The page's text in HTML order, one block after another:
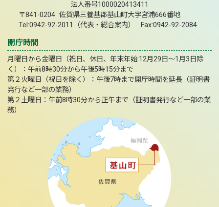
法人番号1000020413411
〒841-0204 佐賀県三養基郡基山町大字宮浦666番地
Tel:0942-92-2011（代表・総合案内） Fax:0942-92-2084
開庁時間
月曜日から金曜日（祝日、休日、年末年始:12月29日～1月3日除
く）：午前8時30分から午後5時15分まで
第２火曜日（祝日を除く）：午後7時まで開庁時間を延長（証明書
発行など一部の業務）
第２土曜日：午前8時30分から正午まで（証明書発行など一部の業
務）